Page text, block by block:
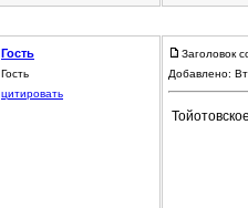
Гость
Гость
цитировать
Заголовок
Добавлено: